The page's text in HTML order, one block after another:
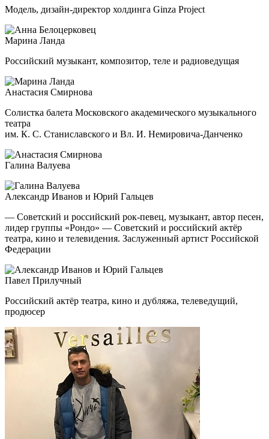
Модель, дизайн-директор холдинга Ginza Project
Марина Ланда
Российский музыкант, композитор, теле и радиоведущая
Анастасия Смирнова
Солистка балета Московского академического музыкального
театра
им. К. С. Станиславского и Вл. И. Немировича-Данченко
Галина Валуева
Александр Иванов и Юрий Гальцев
— Советский и российский рок-певец, музыкант, автор песен,
лидер группы «Рондо» — Советский и российский актёр
театра, кино и телевидения. Заслуженный артист Российской
Федерации
Павел Прилучный
Российский актёр театра, кино и дубляжа, телеведущий,
продюсер